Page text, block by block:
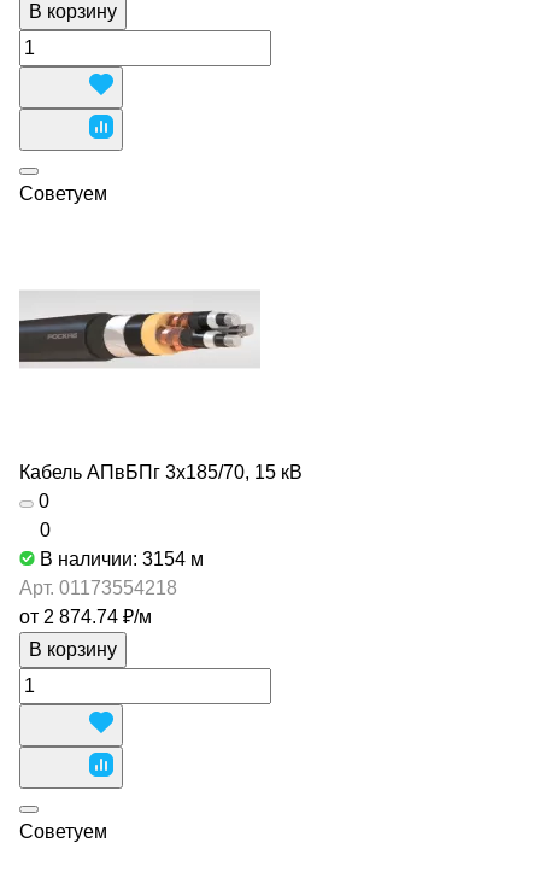
В корзину
Советуем
Кабель АПвБПг 3х185/70, 15 кВ
0
0
В наличии: 3154 м
Арт. 01173554218
от 2 874.74 ₽/м
В корзину
Советуем